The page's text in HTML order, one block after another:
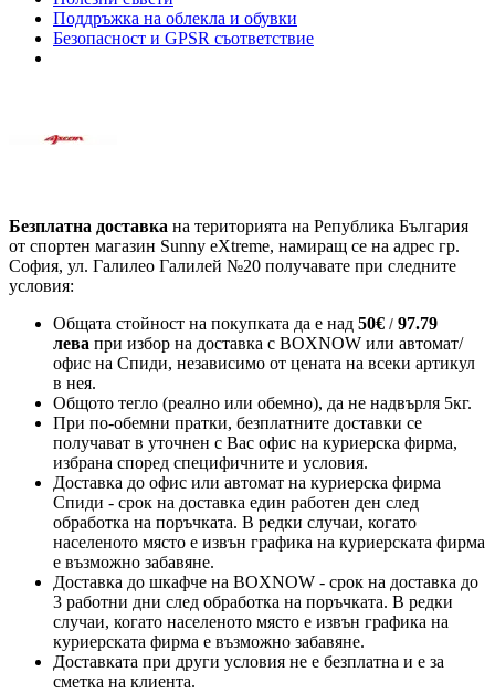
Поддръжка на облекла и обувки
Безопасност и GPSR съответствие
Безплатна доставка на територията на Република България
от спортен магазин Sunny eXtreme, намиращ се на адрес гр.
София, ул. Галилео Галилей №20 получавате при следните
условия:
Общата стойност на покупката да е над 50€ / 97.79
лева при избор на доставка с BOXNOW или автомат/
офис на Спиди, независимо от цената на всеки артикул
в нея.
Общото тегло (реално или обемно), да не надвърля 5кг.
При по-обемни пратки, безплатните доставки се
получават в уточнен с Вас офис на куриерска фирма,
избрана според специфичните и условия.
Доставка до офис или автомат на куриерска фирма
Спиди - срок на доставка един работен ден след
обработка на поръчката. В редки случаи, когато
населеното място е извън графика на куриерската фирма
е възможно забавяне.
Доставка до шкафче на BOXNOW - срок на доставка до
3 работни дни след обработка на поръчката. В редки
случаи, когато населеното място е извън графика на
куриерската фирма е възможно забавяне.
Доставката при други условия не е безплатна и е за
сметка на клиента.